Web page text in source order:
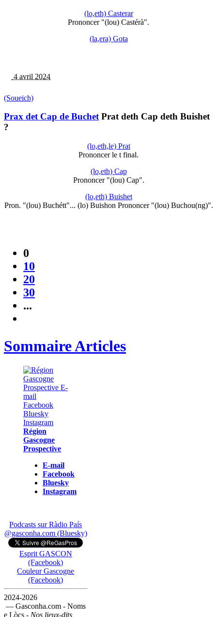
(lo,eth) Casterar
Prononcer "(lou) Castérà".
(la,era) Gota
4 avril 2024
(Soueich)
Prax det Cap de BuchetPrat deth Cap deth Buishet
?
(lo,eth,le) Prat
Prononcer le t final.
(lo,eth) Cap
Prononcer "(lou) Cap".
(lo,eth) Buishet
Pron. "(lou) Buchétt"... (lo) Buishon Prononcer "(lou) Buchou(ng)".
0
10
20
30
...
Sommaire Articles
Région
Gascogne
Prospective
E-mail
Facebook
Bluesky
Instagram
Podcasts sur Ràdio País
@gasconha.com (Bluesky)
Esprit GASCON
(Facebook)
Couleur Gascogne
(Facebook)
2024-2026
— Gasconha.com - Noms
e Lòcs - Nos lieux-dits